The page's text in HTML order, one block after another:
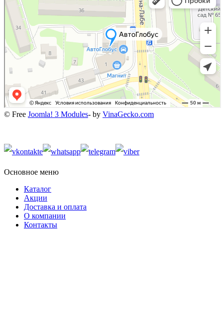
© Free Joomla! 3 Modules- by VinaGecko.com
Основное меню
Каталог
Акции
Доставка и оплата
О компании
Контакты